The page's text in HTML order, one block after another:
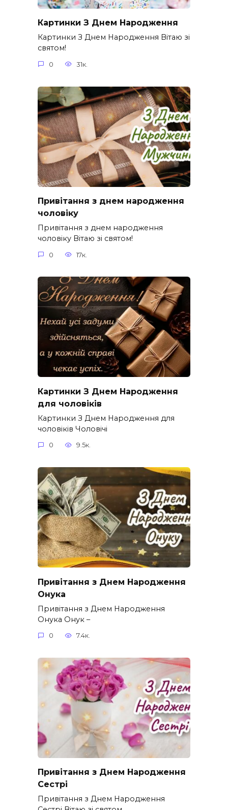
Картинки З Днем Народження
Картинки З Днем Народження Вітаю зі
святом!
0 31к.
Привітання з днем народження
чоловіку
Привітання з днем народження
чоловіку Вітаю зі святом!
0 17к.
Картинки З Днем Народження
для чоловіків​
Картинки З Днем Народження для
чоловіків​ Чоловічі
0 9.5к.
Привітання з Днем Народження
Онука
Привітання з Днем Народження
Онука Онук –
0 7.4к.
Привітання з Днем Народження
Сестрі
Привітання з Днем Народження